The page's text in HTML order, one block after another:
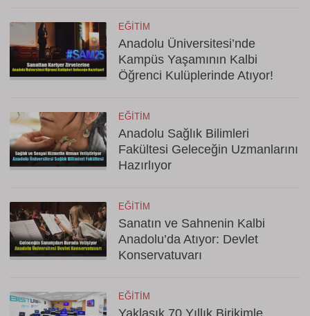
EĞITIM
Anadolu Üniversitesi’nde
Kampüs Yaşamının Kalbi
Öğrenci Kulüplerinde Atıyor!
EĞITIM
Anadolu Sağlık Bilimleri
Fakültesi Geleceğin Uzmanlarını
Hazırlıyor
EĞITIM
Sanatın ve Sahnenin Kalbi
Anadolu’da Atıyor: Devlet
Konservatuvarı
EĞITIM
Yaklaşık 70 Yıllık Birikimle